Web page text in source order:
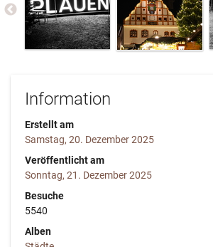
Information
Erstellt am
Samstag, 20. Dezember 2025
Veröffentlicht am
Sonntag, 21. Dezember 2025
Besuche
5540
Alben